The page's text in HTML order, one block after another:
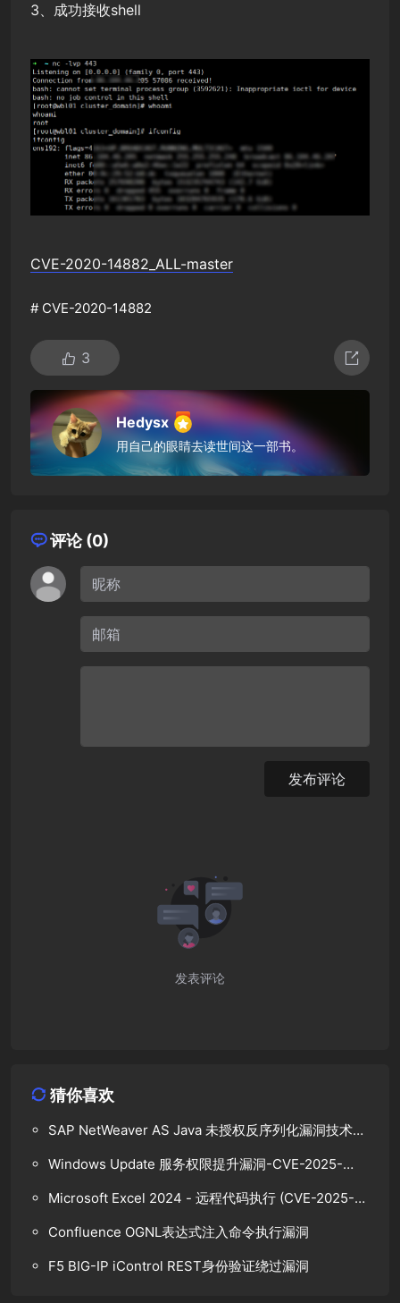
3、成功接收shell
CVE-2020-14882_ALL-master
# CVE-2020-14882
3
Hedysx
用自己的眼睛去读世间这一部书。
评论 (0)
发布评论
发表评论
猜你喜欢
SAP NetWeaver AS Java 未授权反序列化漏洞技术分
Windows Update 服务权限提升漏洞-CVE-2025-
Microsoft Excel 2024 - 远程代码执行 (CVE-2025-
Confluence OGNL表达式注入命令执行漏洞
F5 BIG-IP iControl REST身份验证绕过漏洞